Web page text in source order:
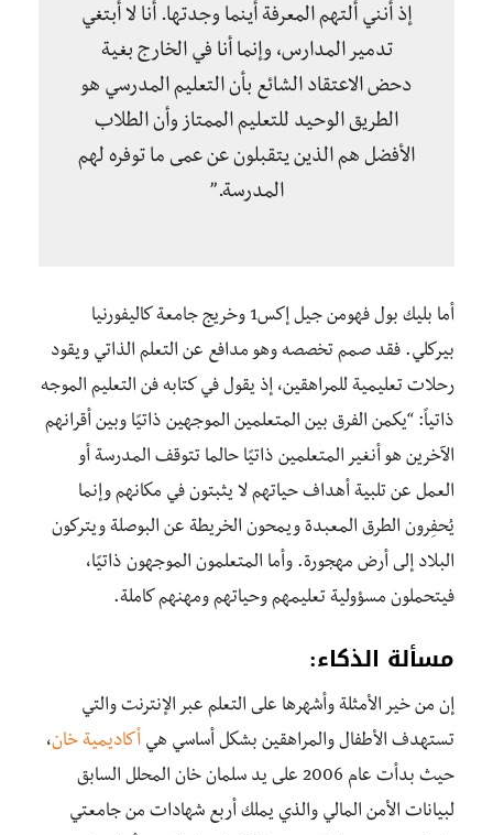
إذ أنني ألتهم المعرفة أينما وجدتها. أنا لا أبتغي
تدمير المدارس، وإنما أنا في الخارج بغية
دحض الاعتقاد الشائع بأن التعليم المدرسي هو
الطريق الوحيد للتعليم الممتاز وأن الطلاب
الأفضل هم الذين يتقبلون عن عمى ما توفره لهم
المدرسة.”
أما بليك بول فهومن جيل إكس1 وخريج جامعة كاليفورنيا
بيركلي. فقد صمم تخصصه وهو مدافع عن التعلم الذاتي ويقود
رحلات تعليمية للمراهقين، إذ يقول في كتابه فن التعليم الموجه
ذاتياً: “يكمن الفرق بين المتعلمين الموجهين ذاتيًا وبين أقرانهم
الآخرين هو أنغير المتعلمين ذاتيًا حالما تتوقف المدرسة أو
العمل عن تلبية أهداف حياتهم لا يثبتون في مكانهم وإنما
يُحفِرون الطرق المعبدة ويمحون الخريطة عن البوصلة ويتركون
البلاد إلى أرض مهجورة. وأما المتعلمون الموجهون ذاتيًا،
فيتحملون مسؤولية تعليمهم وحياتهم ومهنهم كاملة.
مسألة الذكاء:
إن من خير الأمثلة وأشهرها على التعلم عبر الإنترنت والتي
تستهدف الأطفال والمراهقين بشكل أساسي هي أكاديمية خان،
حيث بدأت عام 2006 على يد سلمان خان المحلل السابق
لبيانات الأمن المالي والذي يملك أربع شهادات من جامعتي